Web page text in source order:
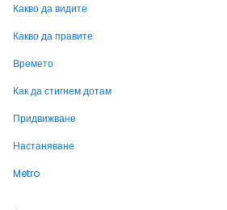
Какво да видите
Какво да правите
Времето
Как да стигнем дотам
Придвижване
Настаняване
Metro